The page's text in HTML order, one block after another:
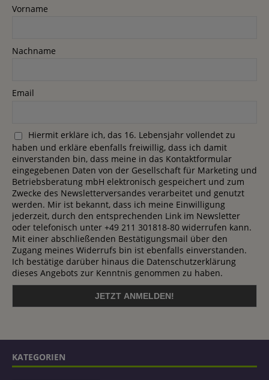
Vorname
Nachname
Email
Hiermit erkläre ich, das 16. Lebensjahr vollendet zu
haben und erkläre ebenfalls freiwillig, dass ich damit
einverstanden bin, dass meine in das Kontaktformular
eingegebenen Daten von der Gesellschaft für Marketing und
Betriebsberatung mbH elektronisch gespeichert und zum
Zwecke des Newsletterversandes verarbeitet und genutzt
werden. Mir ist bekannt, dass ich meine Einwilligung
jederzeit, durch den entsprechenden Link im Newsletter
oder telefonisch unter +49 211 301818-80 widerrufen kann.
Mit einer abschließenden Bestätigungsmail über den
Zugang meines Widerrufs bin ist ebenfalls einverstanden.
Ich bestätige darüber hinaus die Datenschutzerklärung
dieses Angebots zur Kenntnis genommen zu haben.
KATEGORIEN